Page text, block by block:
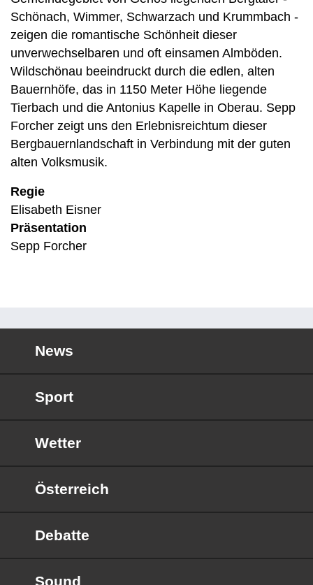
Schönach, Wimmer, Schwarzach und Krummbach -
zeigen die romantische Schönheit dieser
unverwechselbaren und oft einsamen Almböden.
Wildschönau beeindruckt durch die edlen, alten
Bauernhöfe, das in 1150 Meter Höhe liegende
Tierbach und die Antonius Kapelle in Oberau. Sepp
Forcher zeigt uns den Erlebnisreichtum dieser
Bergbauernlandschaft in Verbindung mit der guten
alten Volksmusik.
Regie
Elisabeth Eisner
Präsentation
Sepp Forcher
News
Sport
Wetter
Österreich
Debatte
Sound